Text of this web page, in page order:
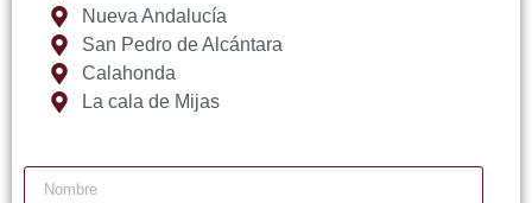
Nueva Andalucía
San Pedro de Alcántara
Calahonda
La cala de Mijas